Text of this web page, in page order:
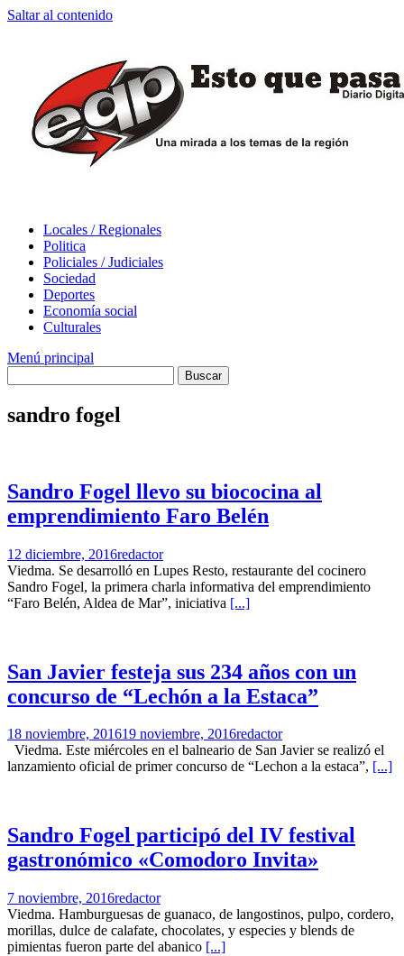
Saltar al contenido
Locales / Regionales
Politica
Policiales / Judiciales
Sociedad
Deportes
Economía social
Culturales
Menú principal
sandro fogel
Sandro Fogel llevo su biococina al
emprendimiento Faro Belén
12 diciembre, 2016redactor
Viedma. Se desarrolló en Lupes Resto, restaurante del cocinero
Sandro Fogel, la primera charla informativa del emprendimiento
“Faro Belén, Aldea de Mar”, iniciativa [...]
San Javier festeja sus 234 años con un
concurso de “Lechón a la Estaca”
18 noviembre, 201619 noviembre, 2016redactor
Viedma. Este miércoles en el balneario de San Javier se realizó el
lanzamiento oficial de primer concurso de “Lechon a la estaca”, [...]
Sandro Fogel participó del IV festival
gastronómico «Comodoro Invita»
7 noviembre, 2016redactor
Viedma. Hamburguesas de guanaco, de langostinos, pulpo, cordero,
morillas, dulce de calafate, chocolates, y especies y blends de
pimientas fueron parte del abanico [...]